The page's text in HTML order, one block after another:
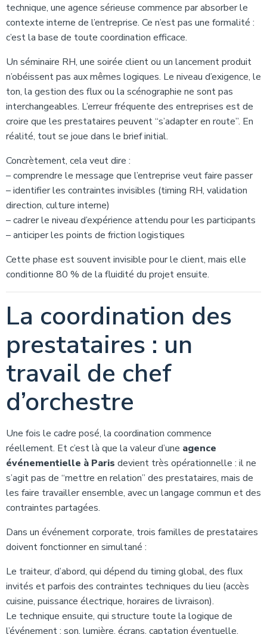
technique, une agence sérieuse commence par absorber le
contexte interne de l’entreprise. Ce n’est pas une formalité :
c’est la base de toute coordination efficace.
Un séminaire RH, une soirée client ou un lancement produit
n’obéissent pas aux mêmes logiques. Le niveau d’exigence, le
ton, la gestion des flux ou la scénographie ne sont pas
interchangeables. L’erreur fréquente des entreprises est de
croire que les prestataires peuvent “s’adapter en route”. En
réalité, tout se joue dans le brief initial.
Concrètement, cela veut dire :
– comprendre le message que l’entreprise veut faire passer
– identifier les contraintes invisibles (timing RH, validation
direction, culture interne)
– cadrer le niveau d’expérience attendu pour les participants
– anticiper les points de friction logistiques
Cette phase est souvent invisible pour le client, mais elle
conditionne 80 % de la fluidité du projet ensuite.
La coordination des
prestataires : un
travail de chef
d’orchestre
Une fois le cadre posé, la coordination commence
réellement. Et c’est là que la valeur d’une agence
événementielle à Paris devient très opérationnelle : il ne
s’agit pas de “mettre en relation” des prestataires, mais de
les faire travailler ensemble, avec un langage commun et des
contraintes partagées.
Dans un événement corporate, trois familles de prestataires
doivent fonctionner en simultané :
Le traiteur, d’abord, qui dépend du timing global, des flux
invités et parfois des contraintes techniques du lieu (accès
cuisine, puissance électrique, horaires de livraison).
Le technique ensuite, qui structure toute la logique de
l’événement : son, lumière, écrans, captation éventuelle.